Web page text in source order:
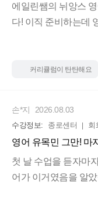
한 수업입니다.
2. 조동사
3. 시제
외워서 하는 영어가
시간이 없는 직장인
회화 수업을 들어도
시는 분들은...
모두모두 에일린의
에일린쌤의 뉘앙스
다! 이직 준비하는데
2. 매달 업데이트되는
3. 반복학습을 통한
녹음과제도 내주시는
수업시간에 집중하고
커리큘럼이 탄탄해요
손*지 2026.08.03
수강정보: 종로센터 회
영어 유목민 그만! 마
첫 날 수업을 듣자마
어가 이거였음을 알